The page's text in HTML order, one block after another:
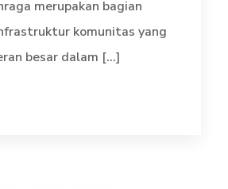
merupakan bagian
komunitas yang
besar dalam [...]